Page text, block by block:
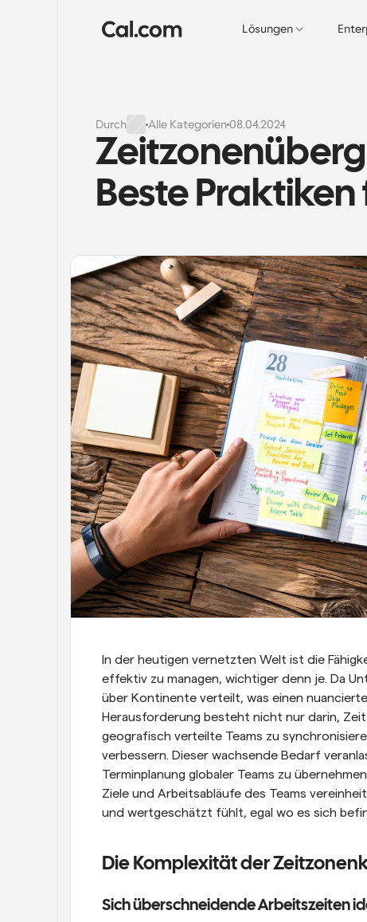
Lösungen
Durch Alle Kategorien 08.04.2024
Beste
In der heutigen vernetzten Welt ist die
effektiv zu managen, wichtiger denn je. Da
über Kontinente verteilt, was einen
Herausforderung besteht nicht nur darin,
geografisch verteilte Teams zu
verbessern. Dieser wachsende Bedarf
Terminplanung globaler Teams zu
Ziele und Arbeitsabläufe des Teams
und wertgeschätzt fühlt, egal wo es sich
Die Komplexität der
Sich überschneidende Arbeitszeiten